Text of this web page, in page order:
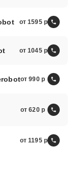
от 1595
от 1045
от 990
от 620
от 1195